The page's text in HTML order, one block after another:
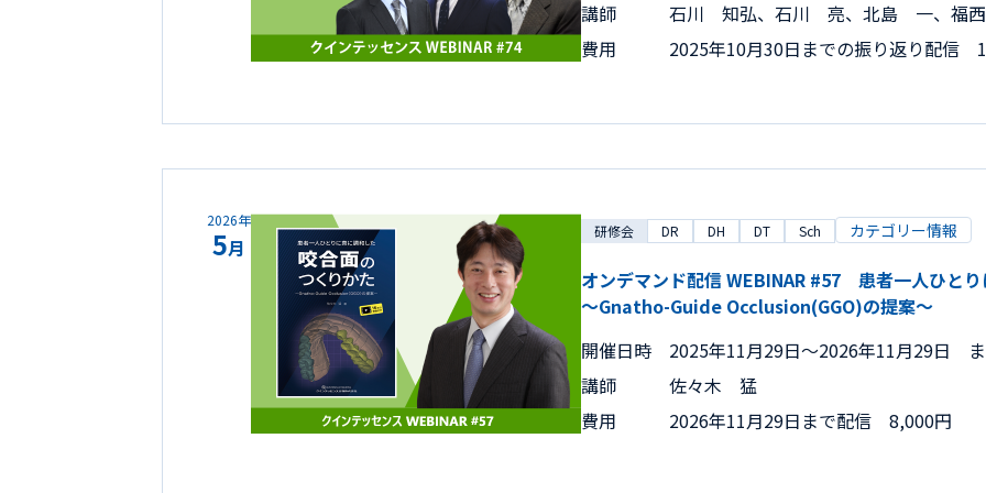
講師
石川 知弘、石川 亮、北島 一、福
費用
2025年10月30日までの振り返り配信
2026年
5月
研修会 DR DH DT Sch カテゴリー情報
オンデマンド配信 WEBINAR #57 患者一人ひと
～Gnatho-Guide Occlusion(GGO)の提案～
開催日時
2025年11月29日〜2026年11月29日
講師
佐々木 猛
費用
2026年11月29日まで配信 8,000円